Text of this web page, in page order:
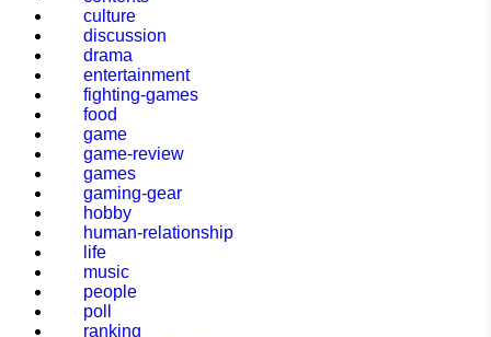
culture
discussion
drama
entertainment
fighting-games
food
game
game-review
games
gaming-gear
hobby
human-relationship
life
music
people
poll
ranking